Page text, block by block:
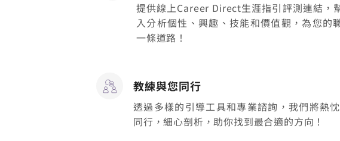
提供線上Career Direct生涯指引評測連結，
入分析個性、興趣、技能和價值觀，為您的
一條道路！
​教練與您同行
透過多樣的引導工具和專業諮詢，我們將熱
同行，細心剖析，助你找到最合適的方向！